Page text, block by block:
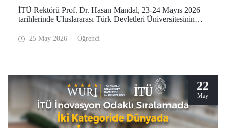
İçin Özbekistan’daydı
İTÜ Rektörü Prof. Dr. Hasan Mandal, 23-24 Mayıs 2026
tarihlerinde Uluslararası Türk Devletleri Üniversitesinin
25 May 2026 Öğrenci
22
May